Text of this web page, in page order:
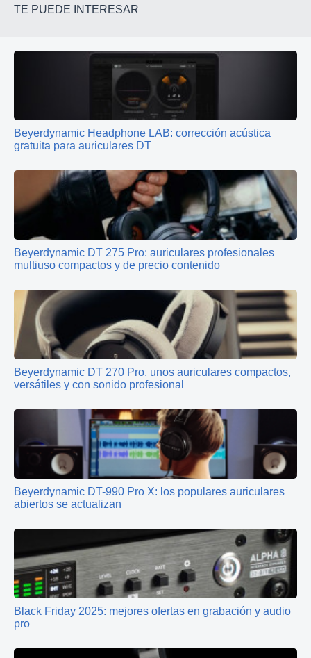
TE PUEDE INTERESAR
Beyerdynamic Headphone LAB: corrección acústica
gratuita para auriculares DT
Beyerdynamic DT 275 Pro: auriculares profesionales
multiuso compactos y de precio contenido
Beyerdynamic DT 270 Pro, unos auriculares compactos,
versátiles y con sonido profesional
Beyerdynamic DT-990 Pro X: los populares auriculares
abiertos se actualizan
Black Friday 2025: mejores ofertas en grabación y audio
pro